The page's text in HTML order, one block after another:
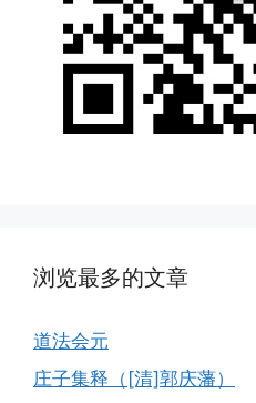
浏览最多的文章
道法会元
庄子集释（[清]郭庆藩）